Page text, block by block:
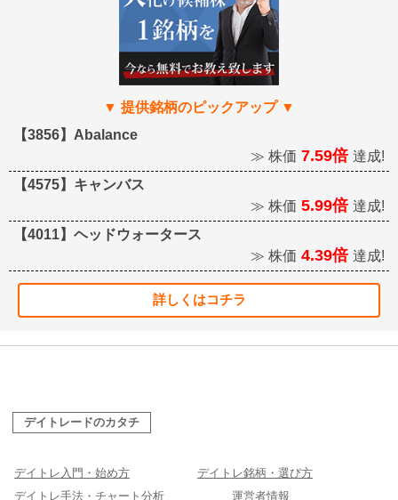
【3856】Abalance
≫ 株価 7.59倍 達成!
【4575】キャンバス
≫ 株価 5.99倍 達成!
【4011】ヘッドウォータース
≫ 株価 4.39倍 達成!
詳しくはコチラ
デイトレードのカタチ
デイトレ入門・始め方
デイトレ銘柄・選び方
デイトレ手法・チャート分析
運営者情報